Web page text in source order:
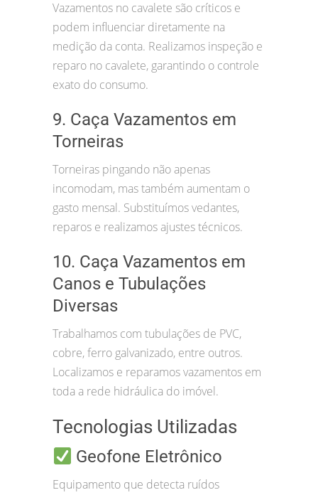
Vazamentos no cavalete são críticos e
podem influenciar diretamente na
medição da conta. Realizamos inspeção e
reparo no cavalete, garantindo o controle
exato do consumo.
9. Caça Vazamentos em
Torneiras
Torneiras pingando não apenas
incomodam, mas também aumentam o
gasto mensal. Substituímos vedantes,
reparos e realizamos ajustes técnicos.
10. Caça Vazamentos em
Canos e Tubulações
Diversas
Trabalhamos com tubulações de PVC,
cobre, ferro galvanizado, entre outros.
Localizamos e reparamos vazamentos em
toda a rede hidráulica do imóvel.
Tecnologias Utilizadas
Geofone Eletrônico
Equipamento que detecta ruídos